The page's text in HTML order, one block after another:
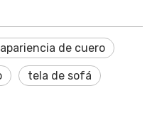
de cuero
tela de sofá